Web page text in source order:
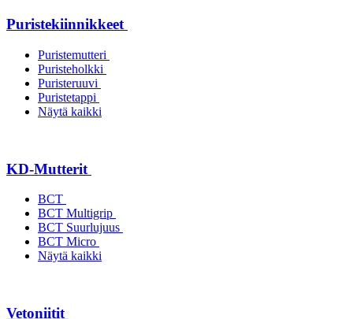
Puristekiinnikkeet
Puristemutteri
Puristeholkki
Puristeruuvi
Puristetappi
Näytä kaikki
KD-Mutterit
BCT
BCT Multigrip
BCT Suurlujuus
BCT Micro
Näytä kaikki
Vetoniitit